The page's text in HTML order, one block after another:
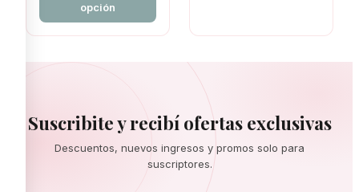
opción
Suscribite y recibí ofertas exclusivas
Descuentos, nuevos ingresos y promos solo para
suscriptores.